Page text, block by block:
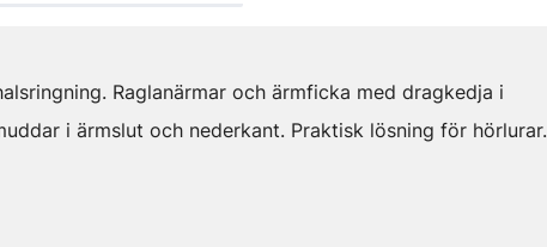
Raglanärmar och ärmficka med dragkedja i
i ärmslut och nederkant. Praktisk lösning för hörlurar.